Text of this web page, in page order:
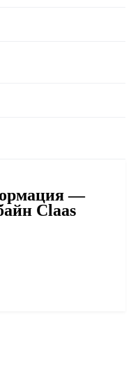
—
Claas